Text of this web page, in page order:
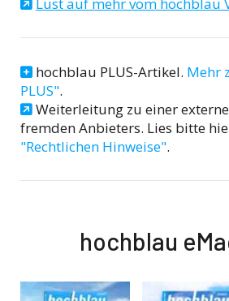
Lust auf mehr vom hochblau
hochblau PLUS-Artikel. Mehr
PLUS".
Weiterleitung zu einer
fremden Anbieters. Lies bitte
"Rechtlichen Hinweise".
hochblau